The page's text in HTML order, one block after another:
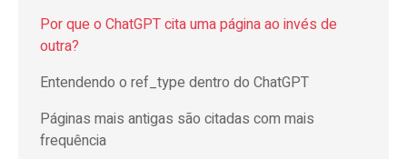
Por que o ChatGPT cita uma página ao invés de
outra?
Entendendo o ref_type dentro do ChatGPT
Páginas mais antigas são citadas com mais
frequência